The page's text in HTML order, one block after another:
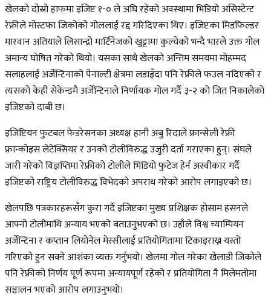
खेलको दोस्रो हाफमा इजिप्ट १-० ले अघि रहेको अवस्थामा भिडियो असिस्टेन्ट
रेफ्रीले मोस्टफा जिकोको गोललाई रद्द गरिदिएका थिए। इजिप्टका मिडफिल्डर
मारवान अतियाले लिसान्द्रो मार्टिनेजको खुट्टामा कुल्चेको भन्दै भारले उक्त गोल
अमान्य घोषित गरेको थियो। यसका साथै खेलको अन्तिम समयमा मोहम्मद
सलाहलाई अर्जेन्टिनाको पेनाल्टी क्षेत्रमा लडाइँदा पनि रेफ्रीले फउल नदिएको र
त्यसको केही सेकेन्डमै अर्जेन्टिनाले निर्णायक गोल गर्दै ३-२ को जित निकालेको
इजिप्टको दाबी छ।
इजिप्टियन फुटबल फेडरेसनका अध्यक्ष हानी अबु रिदाले फ्रान्सेली रेफ्री
फ्रान्कोइस लेटेक्सियर र उनको टोलीविरुद्ध उजुरी दर्ता गराएका हुन्। संघले
जारी गरेको विज्ञप्तिमा रेफ्रीको टोलीले भिडियो फुटेज हेर्न अस्वीकार गर्दै
इजिप्टको राष्ट्रिय टोलीविरुद्ध विभेदको अपराध गरेको आरोप लगाइएको छ।
खेलपछि पत्रकारहरूसँग कुरा गर्दै इजिप्टका मुख्य प्रशिक्षक होसाम हसनले
आफ्नो टोलीमाथि अन्याय भएको बताउनुभएको छ। उहाँले विश्व च्याम्पियन
अर्जेन्टिना र कप्तान लियोनेल मेस्सीलाई प्रतियोगितामा टिकाइराख्न यस्तो
गरिएको हुन सक्ने आशंका व्यक्त गर्नुभयो। खेलमा गोल गरेका खेलाडी जिकोले
पनि रेफ्रीको निर्णय पूर्ण रूपमा अन्यायपूर्ण रहेको र प्रतियोगिता नै मिलेमतोमा
सञ्चालन भएको आरोप लगाउनुभयो।